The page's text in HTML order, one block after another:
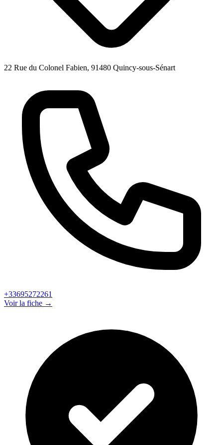
22 Rue du Colonel Fabien, 91480 Quincy-sous-Sénart
+33695272261
Voir la fiche →